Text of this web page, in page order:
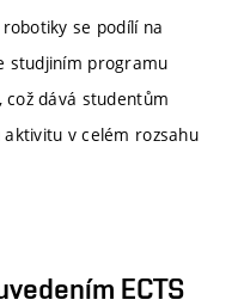
se podílí na
studjiním programu
což dává studentům
v celém rozsahu
ECTS